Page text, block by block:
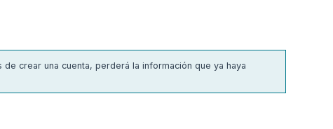
crear una cuenta, perderá la información que ya haya